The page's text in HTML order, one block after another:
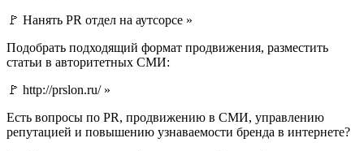
🚩 Нанять PR отдел на аутсорсе »
Подобрать подходящий формат продвижения, разместить
статьи в авторитетных СМИ:
🚩 http://prslon.ru/ »
Есть вопросы по PR, продвижению в СМИ, управлению
репутацией и повышению узнаваемости бренда в интернете?